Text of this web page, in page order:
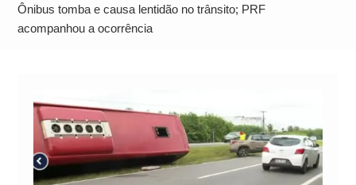
Alto
Ônibus tomba e causa lentidão no trânsito; PRF
acompanhou a ocorrência